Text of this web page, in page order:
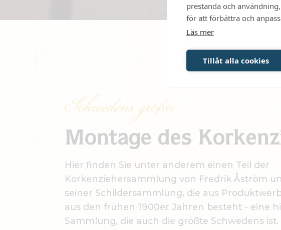
prestanda och
för att förbättra och
Läs mer
Tillåt alla cookies
Schwedens größte
Montage des
Hier finden Sie unter anderem einen Teil der
Korkenziehersammlung von Fredrik Åström
seiner Schildersammlung, die aus
aus den frühen 1900er Jahren besteht - eine
Sammlung, die auch die größte Schwedens ist.